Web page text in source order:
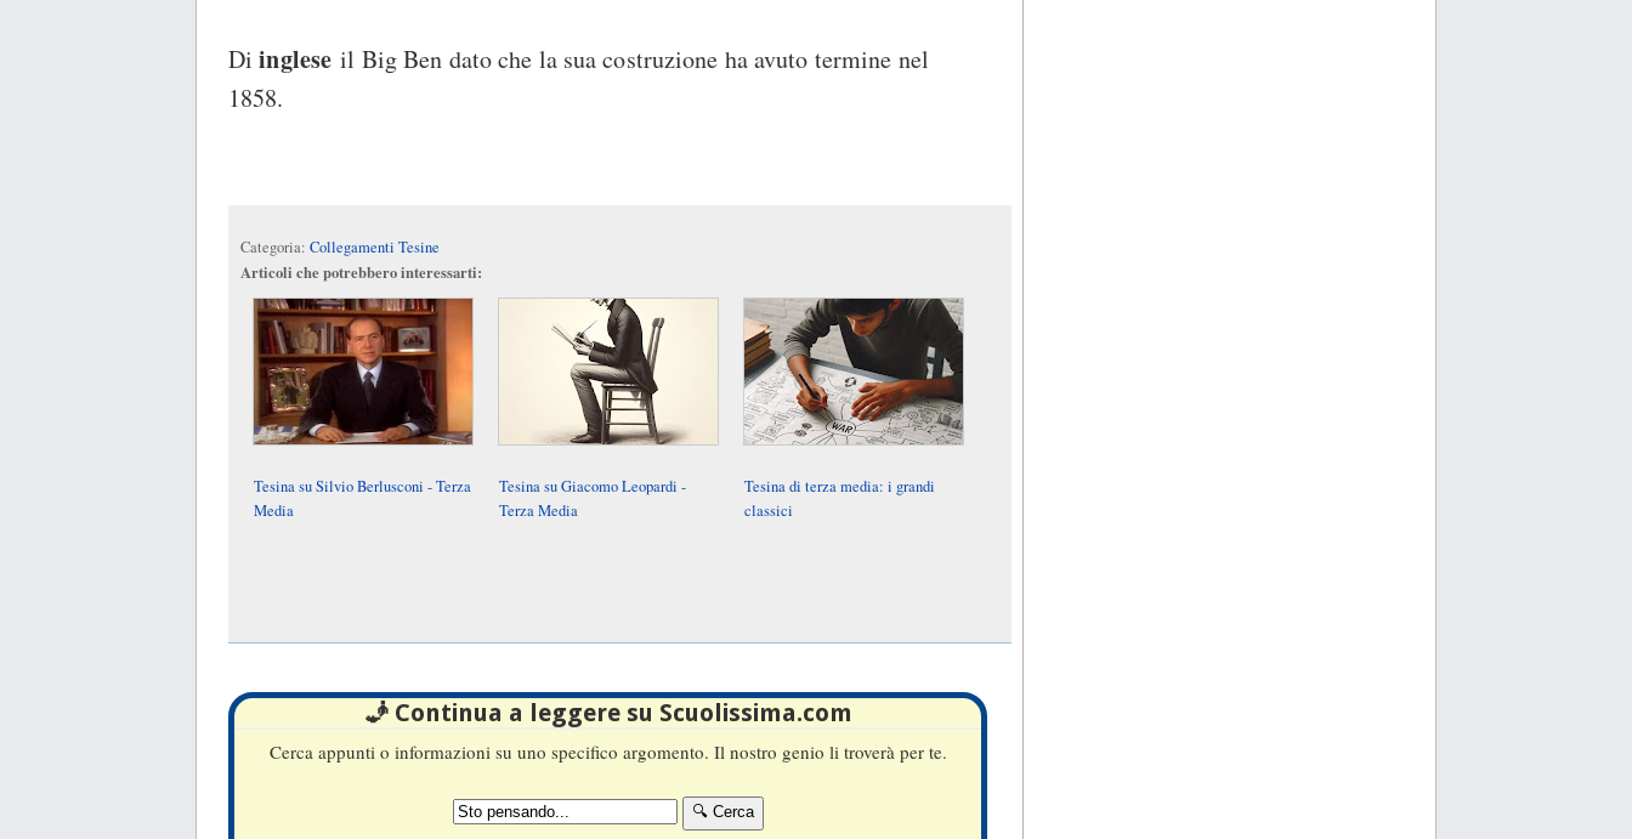
Diinglese il Big Ben dato che la sua costruzione ha avuto termine nel
1858.
Categoria: Collegamenti Tesine
Articoli che potrebbero interessarti:
Tesina su Silvio Berlusconi - Terza
Media
Tesina su Giacomo Leopardi -
Terza Media
Tesina di terza media: i grandi
classici
🧞 Continua a leggere su Scuolissima.com
Cerca appunti o informazioni su uno specifico argomento. Il nostro genio li troverà per te.